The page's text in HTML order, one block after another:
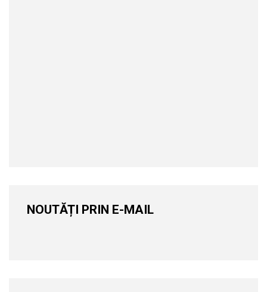
NOUTĂȚI PRIN E-MAIL